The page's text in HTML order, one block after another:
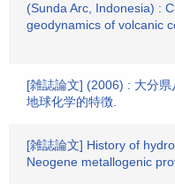
(Sunda Arc, Indonesia) :
geodynamics of volcanic
[雑誌論文] (2006) : 大分
地球化学的特徴.
[雑誌論文] History of
Neogene metallogenic